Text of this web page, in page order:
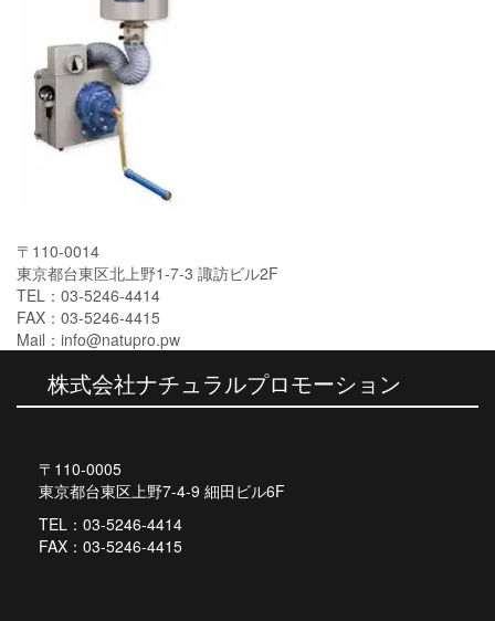
〒110-0014
東京都台東区北上野1-7-3 諏訪ビル2F
TEL：03-5246-4414
FAX：03-5246-4415
Mail：info@natupro.pw
株式会社ナチュラルプロモーション
〒110-0005
東京都台東区上野7-4-9 細田ビル6F
TEL：03-5246-4414
FAX：03-5246-4415